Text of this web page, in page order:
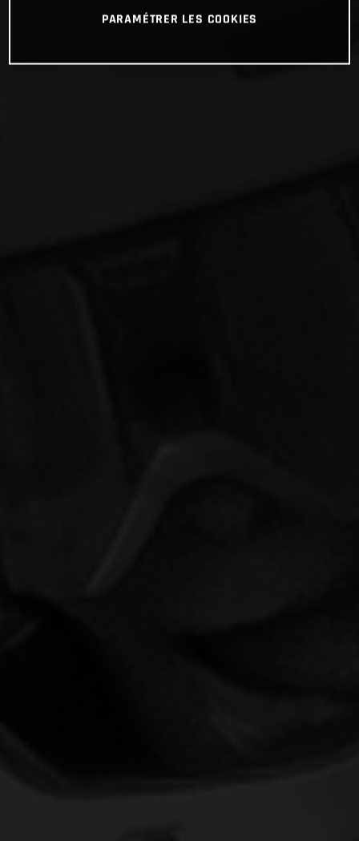
PARAMÉTRER LES COOKIES